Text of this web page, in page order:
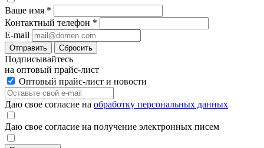
Ваше имя *
Контактный телефон *
E-mail
Отправить Сбросить
Подписывайтесь
на оптовый прайс-лист
Оптовый прайс-лист и новости
Даю свое согласие на обработку персональных данных
Даю свое согласие на получение электронных писем